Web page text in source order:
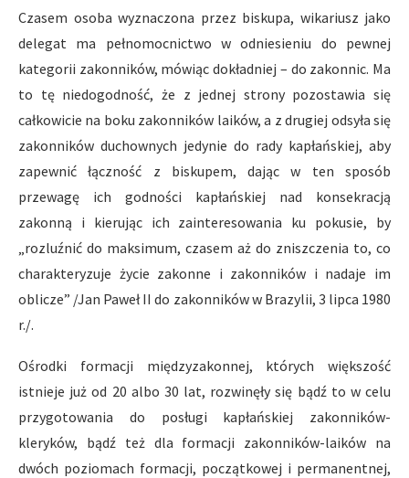
Czasem osoba wyznaczona przez biskupa, wikariusz jako
delegat ma pełnomocnictwo w odniesieniu do pewnej
kategorii zakonników, mówiąc dokładniej – do zakonnic. Ma
to tę niedogodność, że z jednej strony pozostawia się
całkowicie na boku zakonników laików, a z drugiej odsyła się
zakonników duchownych jedynie do rady kapłańskiej, aby
zapewnić łączność z biskupem, dając w ten sposób
przewagę ich godności kapłańskiej nad konsekracją
zakonną i kierując ich zainteresowania ku pokusie, by
„rozluźnić do maksimum, czasem aż do zniszczenia to, co
charakteryzuje życie zakonne i zakonników i nadaje im
oblicze” /Jan Paweł II do zakonników w Brazylii, 3 lipca 1980
r./.
Ośrodki formacji międzyzakonnej, których większość
istnieje już od 20 albo 30 lat, rozwinęły się bądź to w celu
przygotowania do posługi kapłańskiej zakonników-
kleryków, bądź też dla formacji zakonników-laików na
dwóch poziomach formacji, początkowej i permanentnej,